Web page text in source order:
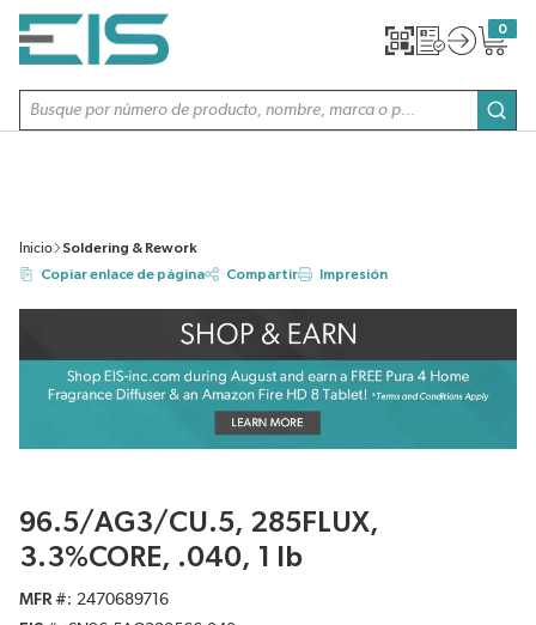
SALTAR AL CONTENIDO PRINCIPAL
Búsqueda de sitio
0
{0}
Inicio
Soldering & Rework
Copiar enlace de página
Compartir Impresión
96.5/AG3/CU.5, 285FLUX,
3.3%CORE, .040, 1 lb
MFR #
2470689716